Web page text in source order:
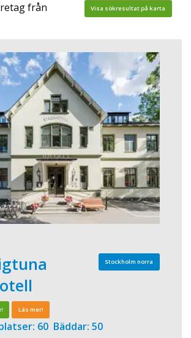
från
Visa sökresultat på karta
Stockholm norra
Läs mer!
60 Bäddar: 50